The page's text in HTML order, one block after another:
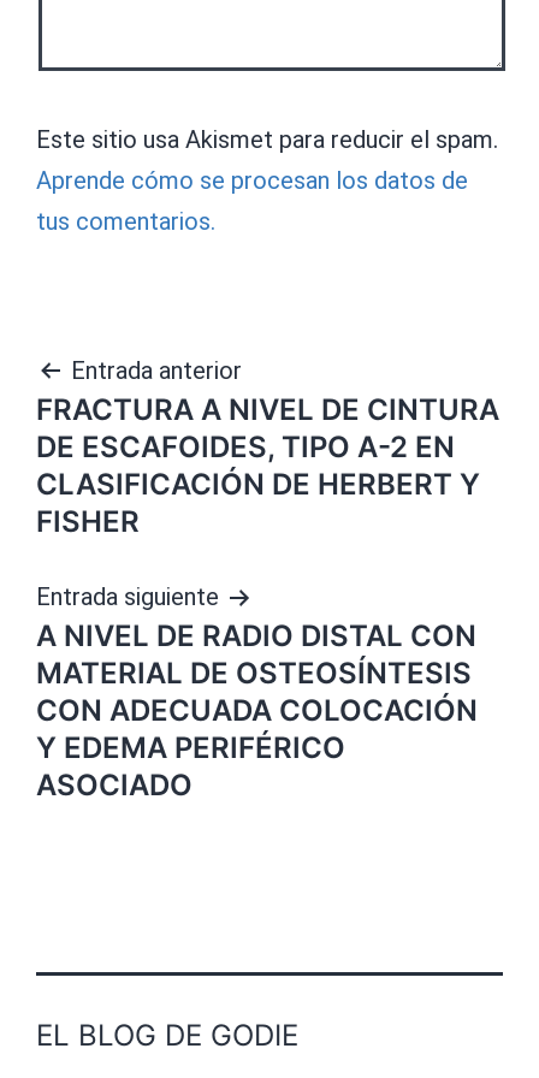
Este sitio usa Akismet para reducir el spam.
Aprende cómo se procesan los datos de
tus comentarios.
Navegación
de
entradas
Entrada anterior
FRACTURA A NIVEL DE CINTURA
DE ESCAFOIDES, TIPO A-2 EN
CLASIFICACIÓN DE HERBERT Y
FISHER
Entrada siguiente
A NIVEL DE RADIO DISTAL CON
MATERIAL DE OSTEOSÍNTESIS
CON ADECUADA COLOCACIÓN
Y EDEMA PERIFÉRICO
ASOCIADO
EL BLOG DE GODIE